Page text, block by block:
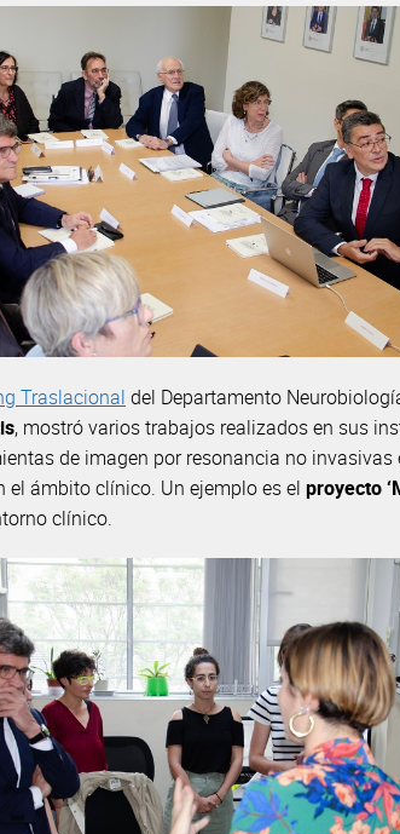
Traslacional del Departamento
, mostró varios trabajos realizados en sus
de imagen por resonancia no
ámbito clínico. Un ejemplo es el proyecto
clínico.